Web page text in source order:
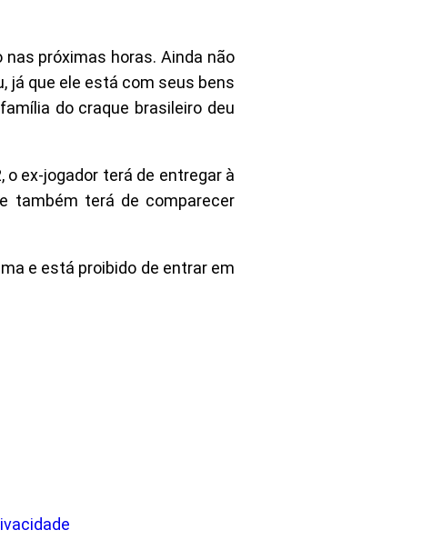
próximas horas. Ainda não
já que ele está com seus bens
do craque brasileiro deu
o ex-jogador terá de entregar à
também terá de comparecer
e está proibido de entrar em